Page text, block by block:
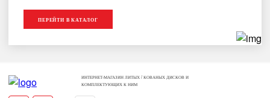
ПЕРЕЙТИ В КАТАЛОГ
ИНТЕРНЕТ-МАГАЗИН ЛИТЫХ / КОВАНЫХ ДИСКОВ И
КОМПЛЕКТУЮЩИХ К НИМ